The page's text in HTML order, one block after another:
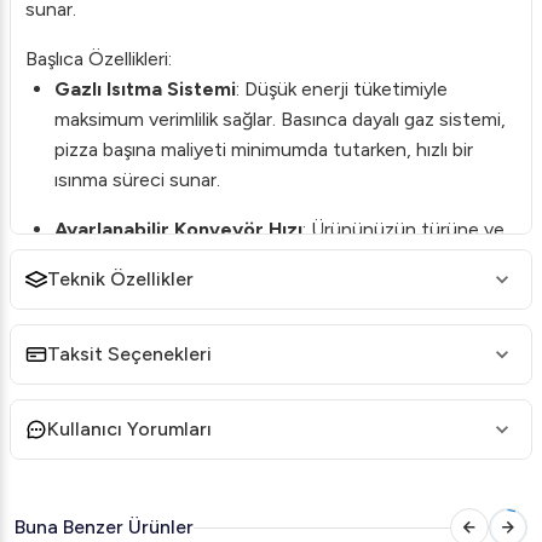
sunar.
Başlıca Özellikleri:
Gazlı Isıtma Sistemi: Düşük enerji tüketimiyle
maksimum verimlilik sağlar. Basınca dayalı gaz sistemi,
pizza başına maliyeti minimumda tutarken, hızlı bir
ısınma süreci sunar.
Ayarlanabilir Konveyör Hızı: Ürününüzün türüne ve
Konveyör bandının hızı, en iyi sonuçlar için manuel
olarak kontrol edilebilir.
Paslanmaz Çelik Gövde
uzun süreli kullanıma uygundur. Paslanmaz çelik
malzeme, aynı zamanda kolay temizlik imkanı sunar.
işletmelerden büyük restoranlara kadar her türlü
Teknik Özellikler
Taksit Seçenekleri
Kullanıcı Yorumları
Buna Benzer Ürünler